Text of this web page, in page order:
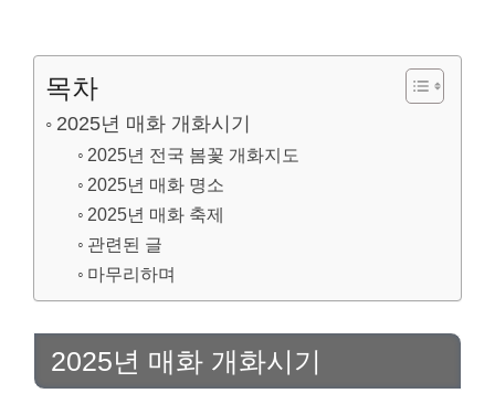
목차
2025년 매화 개화시기
2025년 전국 봄꽃 개화지도
2025년 매화 명소
2025년 매화 축제
관련된 글
마무리하며
2025년 매화 개화시기